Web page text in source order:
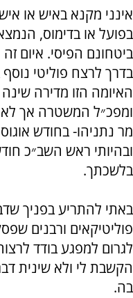
אינני מקנא באיש או
בפועל או בדימוס,
ביטחונם הפיסי. איום
בדרך לרצח פוליטי
האיומה הזו מדירה
ומפכ״ל המשטרה אך לא
ובהיותי ראש השב״כ
בלשכתך.
באתי להתריע בפניך
פוליטיקאים ורבנים
לגרום למפגע בודד
הקשבת לי ולא שינית
בה.